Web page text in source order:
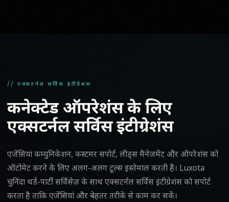
// एक्सटर्नल सर्विस इंटीग्रेशंस
कनेक्टेड ऑपरेशंस के लिए
एक्सटर्नल सर्विस इंटीग्रेशंस
एजेंसियां कम्युनिकेशन, कस्टमर सपोर्ट, लीड्स मैनेजमेंट और ऑपरेशंस को
ऑटोमेट करने के लिए अलग-अलग टूल्स इस्तेमाल करती हैं। Luxota
चुनिंदा थर्ड-पार्टी सर्विसेज़ के साथ एक्सटर्नल सर्विस इंटीग्रेशंस को सपोर्ट
करता है ताकि एजेंसियां और बेहतर तरीके से काम कर सकें।